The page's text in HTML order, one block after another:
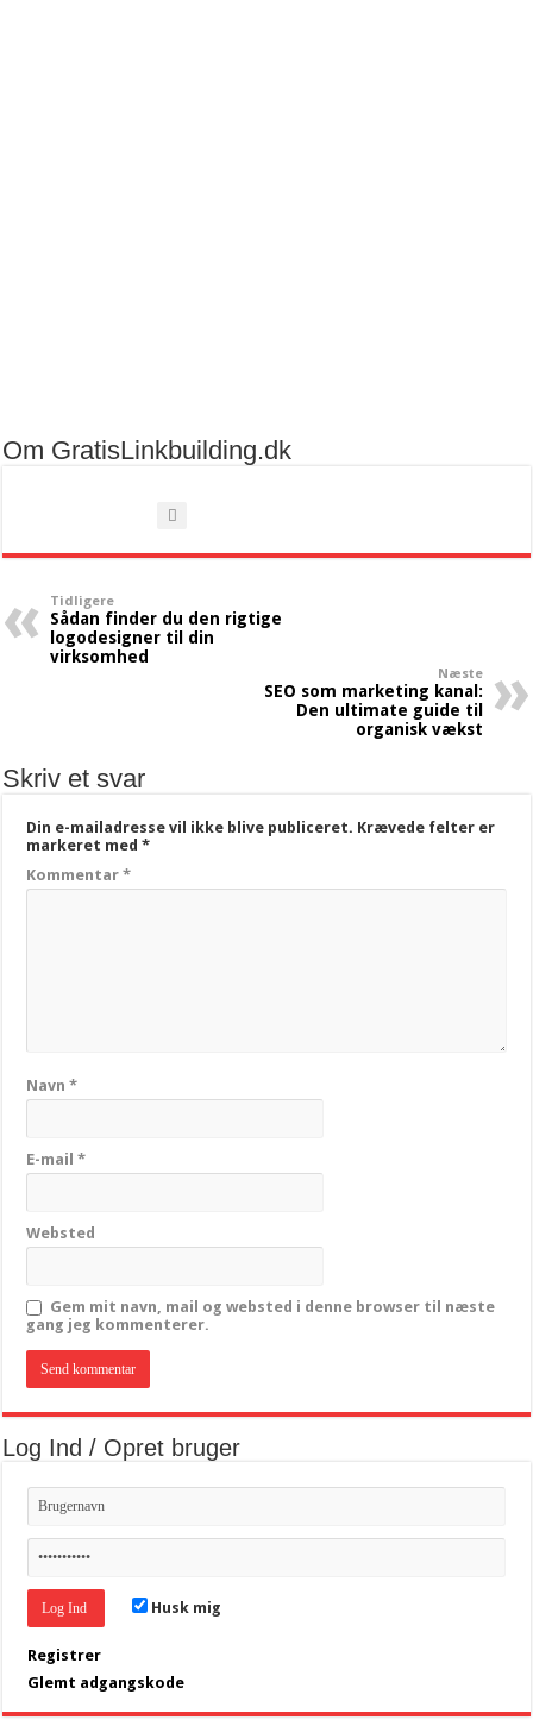
Om GratisLinkbuilding.dk
Tidligere
Sådan finder du den rigtige
logodesigner til din
virksomhed
Næste
SEO som marketing kanal:
Den ultimate guide til
organisk vækst
Skriv et svar
Din e-mailadresse vil ikke blive publiceret. Krævede felter er
markeret med*
Kommentar*
Navn*
E-mail*
Websted
Gem mit navn, mail og websted i denne browser til næste
gang jeg kommenterer.
Log Ind / Opret bruger
Husk mig
Registrer
Glemt adgangskode